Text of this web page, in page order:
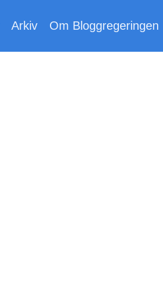
Arkiv Om Bloggregeringen